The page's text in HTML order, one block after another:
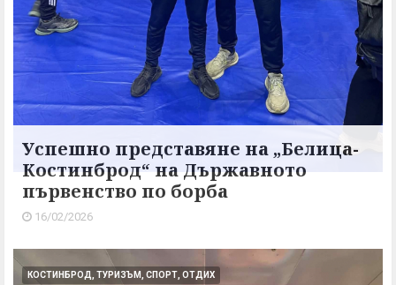
Успешно представяне на „Белица-
Костинброд“ на Държавното
първенство по борба
16/02/2026
КОСТИНБРОД, ТУРИЗЪМ, СПОРТ, ОТДИХ